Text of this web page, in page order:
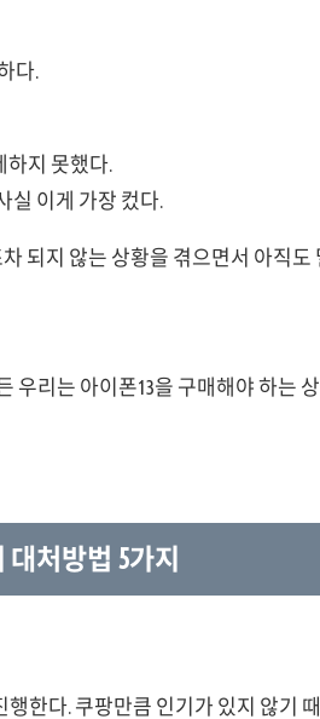
다.
하지 못했다.
실 이게 가장 컸다.
되지 않는 상황을 겪으면서 아직
우리는 아이폰13을 구매해야 하는
대처방법 5가지
행한다. 쿠팡만큼 인기가 있지 않기